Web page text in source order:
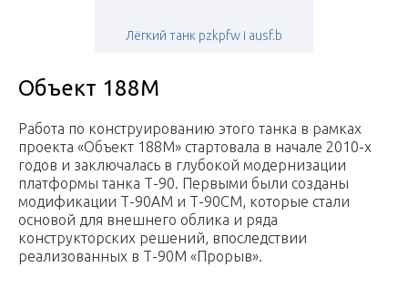
Лёгкий танк pzkpfw i ausf.b
Объект 188М
Работа по конструированию этого танка в рамках
проекта «Объект 188М» стартовала в начале 2010-х
годов и заключалась в глубокой модернизации
платформы танка Т-90. Первыми были созданы
модификации Т-90АМ и Т-90СМ, которые стали
основой для внешнего облика и ряда
конструкторских решений, впоследствии
реализованных в Т-90М «Прорыв».